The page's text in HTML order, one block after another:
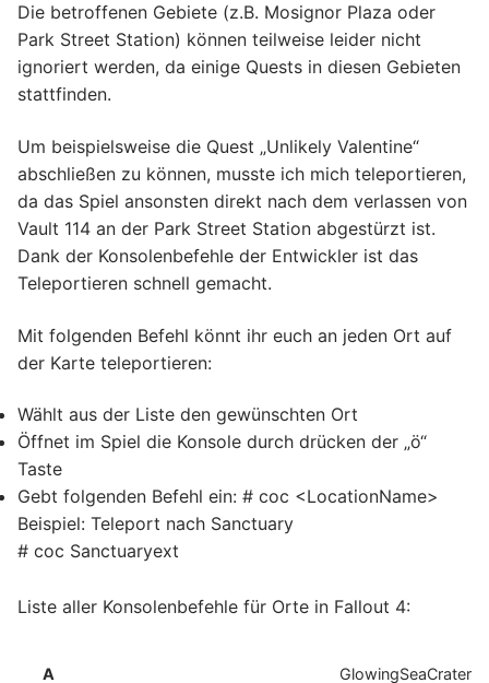
Die betroffenen Gebiete (z.B. Mosignor Plaza oder
Park Street Station) können teilweise leider nicht
ignoriert werden, da einige Quests in diesen Gebieten
stattfinden.
Um beispielsweise die Quest „Unlikely Valentine“
abschließen zu können, musste ich mich teleportieren,
da das Spiel ansonsten direkt nach dem verlassen von
Vault 114 an der Park Street Station abgestürzt ist.
Dank der Konsolenbefehle der Entwickler ist das
Teleportieren schnell gemacht.
Mit folgenden Befehl könnt ihr euch an jeden Ort auf
der Karte teleportieren:
Wählt aus der Liste den gewünschten Ort
Öffnet im Spiel die Konsole durch drücken der „ö“
Taste
Gebt folgenden Befehl ein: # coc <LocationName>
Beispiel: Teleport nach Sanctuary
# coc Sanctuaryext
Liste aller Konsolenbefehle für Orte in Fallout 4:
A